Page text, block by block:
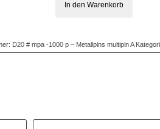
In den Warenkorb
D20 # mpa -1000 p – Metallpins multipin A